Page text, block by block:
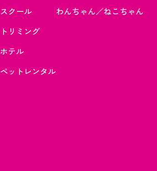
スクール
トリミング
ホテル
ペットレンタル
わんちゃん／ねこちゃん